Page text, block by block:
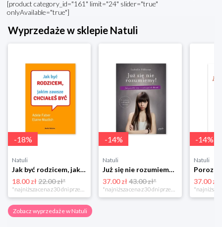
[product category_id="161" limit="24" slider="true"
onlyAvailable="true"]
Wyprzedaże w sklepie Natuli
-18%
Natuli
Jak być rodzicem, jakim zawsze chciałeś być Media rodzina
18.00 zł22.00 zł*
*najniższa cena z 30 dni przed obniżką
-14%
Natuli
Już się nie rozumiemy! Jak przeżyć czas trzaskających drzwi Esprit
37.00 zł 43.00 zł*
*najniższa cena z 30 dni przed obniżką
-14%
Natuli
37.00 zł
Zobacz wyprzedaże w Natuli